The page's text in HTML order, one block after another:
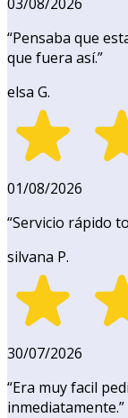
“Pensaba que
que fuera así.”
elsa G.
01/08/2026
“Servicio rápido
silvana P.
30/07/2026
“Era muy facil
inmediatamente.”